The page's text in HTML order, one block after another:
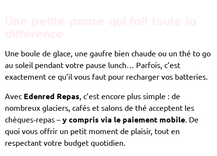
Une boule de glace, une gaufre bien chaude ou un thé to go
au soleil pendant votre pause lunch… Parfois, c’est
exactement ce qu’il vous faut pour recharger vos batteries.
Avec Edenred Repas, c’est encore plus simple : de
nombreux glaciers, cafés et salons de thé acceptent les
chèques‑repas – y compris via le paiement mobile. De
quoi vous offrir un petit moment de plaisir, tout en
respectant votre budget quotidien.